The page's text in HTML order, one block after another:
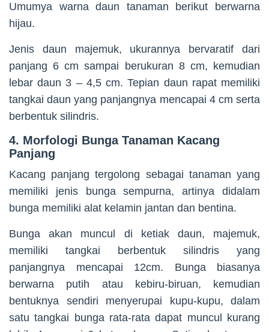
Umumya warna daun tanaman berikut berwarna
hijau.
Jenis daun majemuk, ukurannya bervaratif dari
panjang 6 cm sampai berukuran 8 cm, kemudian
lebar daun 3 – 4,5 cm. Tepian daun rapat memiliki
tangkai daun yang panjangnya mencapai 4 cm serta
berbentuk silindris.
4. Morfologi Bunga Tanaman Kacang
Panjang
Kacang panjang tergolong sebagai tanaman yang
memiliki jenis bunga sempurna, artinya didalam
bunga memiliki alat kelamin jantan dan bentina.
Bunga akan muncul di ketiak daun, majemuk,
memiliki tangkai berbentuk silindris yang
panjangnya mencapai 12cm. Bunga biasanya
berwarna putih atau kebiru-biruan, kemudian
bentuknya sendiri menyerupai kupu-kupu, dalam
satu tangkai bunga rata-rata dapat muncul kurang